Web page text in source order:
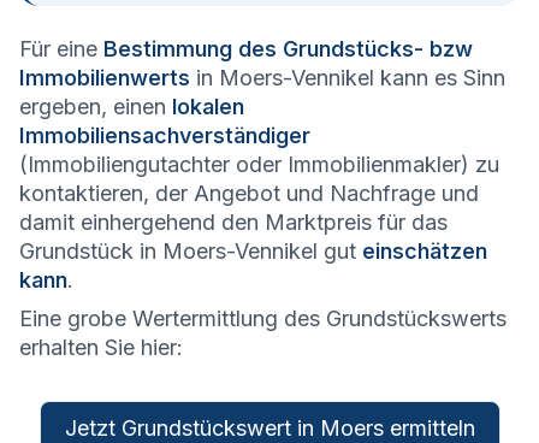
Für eine Bestimmung des Grundstücks- bzw
Immobilienwerts in Moers-Vennikel kann es Sinn
ergeben, einen lokalen
Immobiliensachverständiger
(Immobiliengutachter oder Immobilienmakler) zu
kontaktieren, der Angebot und Nachfrage und
damit einhergehend den Marktpreis für das
Grundstück in Moers-Vennikel gut einschätzen
kann.
Eine grobe Wertermittlung des Grundstückswerts
erhalten Sie hier:
Jetzt Grundstückswert in Moers ermitteln